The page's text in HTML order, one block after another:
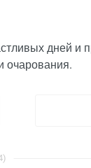
дней и
очарования.